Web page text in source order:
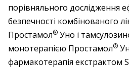
порівняльного дослідження
безпечності комбінованого
Простамол® Уно і
монотерапією Простамол®
фармакотерапія екстрактом